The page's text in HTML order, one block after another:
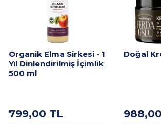
Organik Elma Sirkesi - 1
Yıl Dinlendirilmiş İçimlik
500 ml
799,00 TL
Doğal
988,00